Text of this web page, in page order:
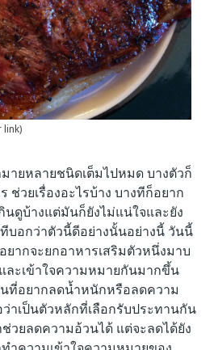
link)
ายหลายชนิดเต็มไปหมด บางตัวก็
ช่วยเรื่องอะไรบ้าง บางทีก็อยาก
นดูบ้างแต่มันก็ยังไม่แน่ใจและยัง
บอกว่าตัวนี้ดีอย่างนั้นอย่างนี้ วันนี้
ยากจะยกอาหารเสริมตัวหนึ่งมาบ
ละเข้าใจความหมายกันมากขึ้น
ที่อยากลดน้ำหนักหรือลดความ
าเป็นตัวหลักที่เลือกรับประทานกัน
ช่วยลดความอ้วนได้ แต่จะลดได้ยัง